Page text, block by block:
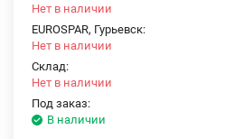
Нет в наличии
EUROSPAR, Гурьевск:
Нет в наличии
Склад:
Нет в наличии
Под заказ:
В наличии